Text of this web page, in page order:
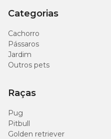
Categorias
Cachorro
Pássaros
Jardim
Outros pets
Raças
Pug
Pitbull
Golden retriever